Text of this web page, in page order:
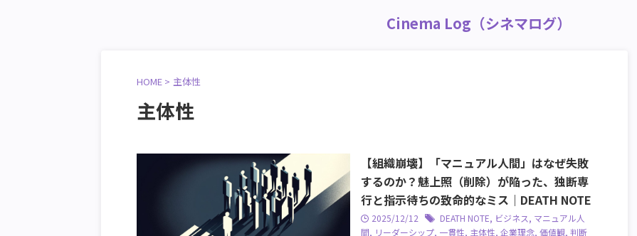
Cinema Log（シネマログ）
HOME > 主体性
主体性
【組織崩壊】「マニュアル人間」はなぜ失敗
するのか？魅上照（削除）が陥った、独断専
行と指示待ちの致命的なミス｜DEATH NOTE
2025/12/12 DEATH NOTE, ビジネス, マニュアル人
間, リーダーシップ, 一貫性, 主体性, 企業理念, 価値観, 判断